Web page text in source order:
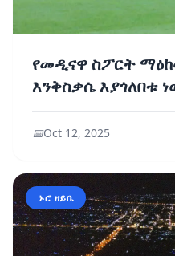
የመዲናዋ ስፖርት
እንቅስቃሴ እያጎለበቱ
📅Oct 12, 2025
ኑሮ ዘይቤ